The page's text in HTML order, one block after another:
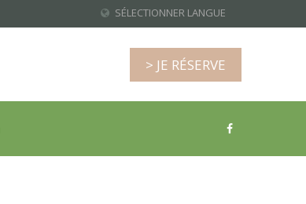
SÉLECTIONNER LANGUE
> JE RÉSERVE